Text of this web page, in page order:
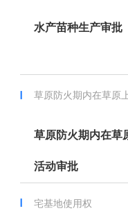
水产苗种生产审批
草原防火期内在草原
草原防火期内在草
活动审批
宅基地使用权